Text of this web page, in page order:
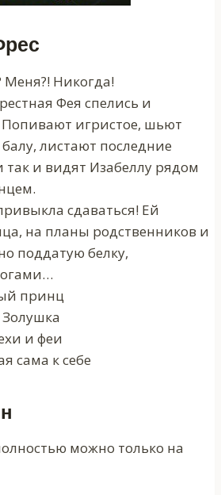
Никогда!
Фея спелись и
Попивают игристое, шьют
листают последние
и видят Изабеллу рядом
сдаваться! Ей
на планы родственников и
поддатую белку,
принц
и феи
сама к себе
можно только на